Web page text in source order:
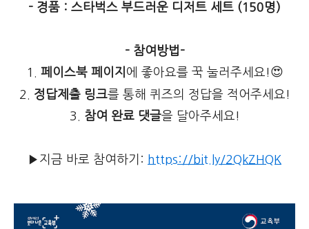
- 경품 : 스타벅스 부드러운 디저트 세트 (150명)
- 참여방법-
1. 페이스북 페이지 에 좋아요를 꾹 눌러주세요!😍
2. 정답제출 링크를 통해 퀴즈의 정답을 적어주세요!
3. 참여 완료 댓글을 달아주세요!
▶지금 바로 참여하기: https://bit.ly/2QkZHQK